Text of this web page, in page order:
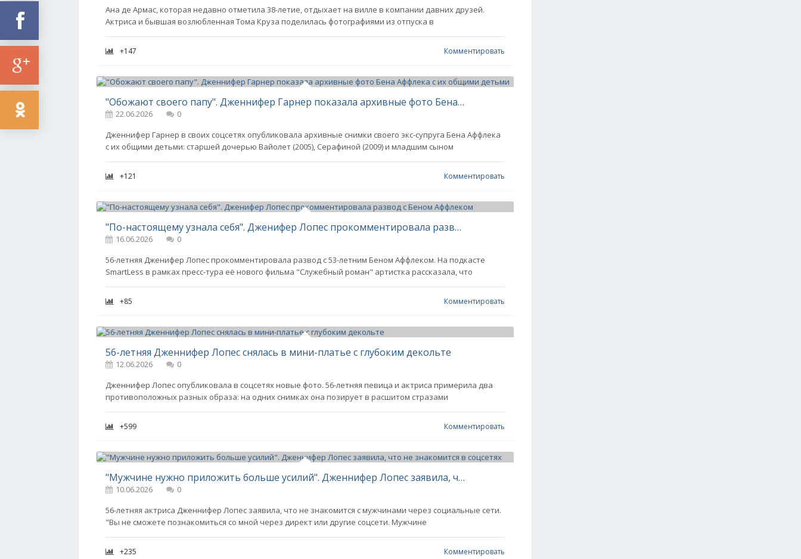
Ана де Армас, которая недавно отметила 38-летие, отдыхает на вилле в компании давних друзей.
Актриса и бывшая возлюбленная Тома Круза поделилась фотографиями из отпуска в
+147 Комментировать
"Обожают своего папу". Дженнифер Гарнер показала архивные фото Бена Аффлека с их общими детьми
22.06.2026
0
Дженнифер Гарнер в своих соцсетях опубликовала архивные снимки своего экс-супруга Бена Аффлека
с их общими детьми: старшей дочерью Вайолет (2005), Серафиной (2009) и младшим сыном
+121 Комментировать
"По-настоящему узнала себя". Дженифер Лопес прокомментировала развод с Беном Аффлеком
16.06.2026
0
56-летняя Дженифер Лопес прокомментировала развод с 53-летним Беном Аффлеком. На подкасте
SmartLess в рамках пресс-тура её нового фильма "Служебный роман" артистка рассказала, что
+85 Комментировать
56-летняя Дженнифер Лопес снялась в мини-платье с глубоким декольте
12.06.2026
0
Дженнифер Лопес опубликовала в соцсетях новые фото. 56-летняя певица и актриса примерила два
противоположных разных образа: на одних снимках она позирует в расшитом стразами
+599 Комментировать
"Мужчине нужно приложить больше усилий". Дженнифер Лопес заявила, что не знакомится в соцсетях
10.06.2026
0
56-летняя актриса Дженнифер Лопес заявила, что не знакомится с мужчинами через социальные сети.
"Вы не сможете познакомиться со мной через директ или другие соцсети. Мужчине
+235 Комментировать